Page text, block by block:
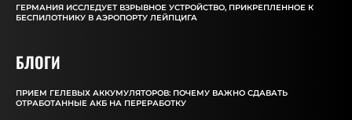
ГЕРМАНИЯ ИССЛЕДУЕТ ВЗРЫВНОЕ УСТРОЙСТВО, ПРИКРЕПЛЕННОЕ К
БЕСПИЛОТНИКУ В АЭРОПОРТУ ЛЕЙПЦИГА
БЛОГИ
ПРИЕМ ГЕЛЕВЫХ АККУМУЛЯТОРОВ: ПОЧЕМУ ВАЖНО СДАВАТЬ
ОТРАБОТАННЫЕ АКБ НА ПЕРЕРАБОТКУ